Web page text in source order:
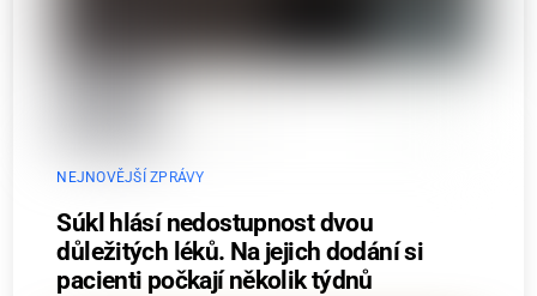
NEJNOVĚJŠÍ ZPRÁVY
Súkl hlásí nedostupnost dvou
důležitých léků. Na jejich dodání si
pacienti počkají několik týdnů